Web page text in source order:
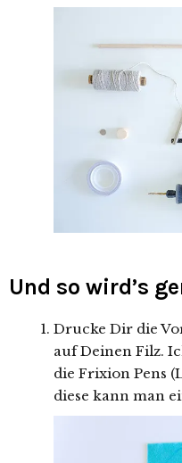
Und so wird’s
Drucke Dir die
auf Deinen Filz.
die Frixion Pens
diese kann man